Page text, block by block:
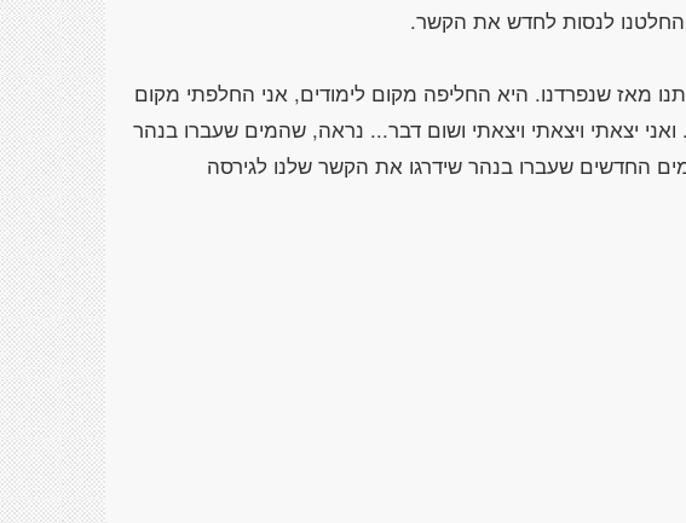
מאז שנפרדנו. היא החליפה מקום לימודים, אני החלפתי מקום
יצאתי ויצאתי ויצאתי ושום דבר... נראה, שהמים שעברו בנהר
החדשים שעברו בנהר שידרגו את הקשר שלנו לגירסה